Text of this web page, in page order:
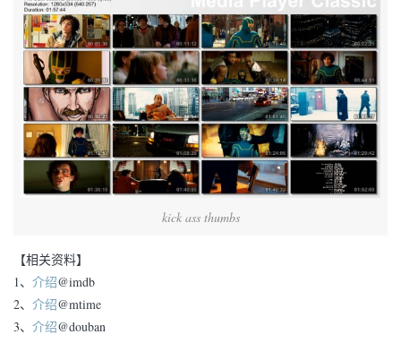
kick ass thumbs
【相关资料】
1、 介绍@imdb
2、 介绍@mtime
3、 介绍@douban